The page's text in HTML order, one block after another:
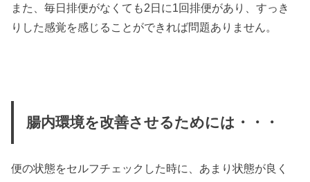
また、毎日排便がなくても2日に1回排便があり、すっき
りした感覚を感じることができれば問題ありません。
腸内環境を改善させるためには・・・
便の状態をセルフチェックした時に、あまり状態が良く